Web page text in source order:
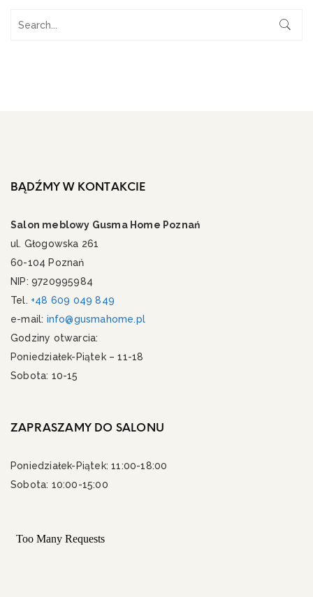
BĄDŹMY W KONTAKCIE
Salon meblowy Gusma Home Poznań
ul. Głogowska 261
60-104 Poznań
NIP: 9720995984
Tel. +48 609 049 849
e-mail: info@gusmahome.pl
Godziny otwarcia:
Poniedziałek-Piątek – 11-18
Sobota: 10-15
ZAPRASZAMY DO SALONU
Poniedziałek-Piątek: 11:00-18:00
Sobota: 10:00-15:00